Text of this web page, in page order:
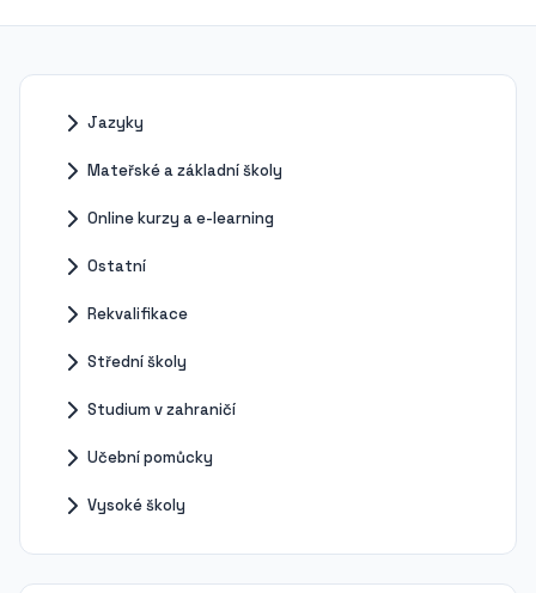
Jazyky
Mateřské a základní školy
Online kurzy a e-learning
Ostatní
Rekvalifikace
Střední školy
Studium v zahraničí
Učební pomůcky
Vysoké školy